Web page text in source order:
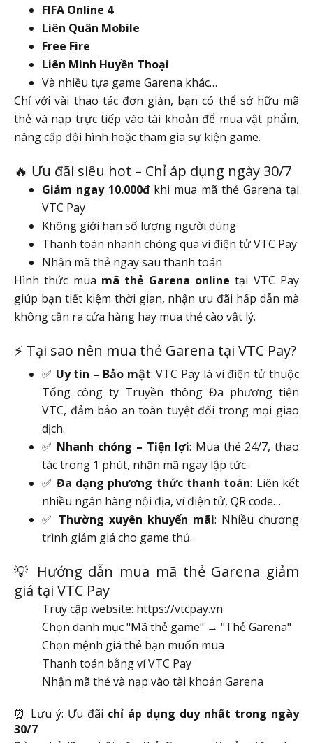
FIFA Online 4
Liên Quân Mobile
Free Fire
Liên Minh Huyền Thoại
Và nhiều tựa game Garena khác…
Chỉ với vài thao tác đơn giản, bạn có thể sở hữu mã
thẻ và nạp trực tiếp vào tài khoản để mua vật phẩm,
nâng cấp đội hình hoặc tham gia sự kiện game.
🔥 Ưu đãi siêu hot – Chỉ áp dụng ngày 30/7
Giảm ngay 10.000đ khi mua mã thẻ Garena tại
VTC Pay
Không giới hạn số lượng người dùng
Thanh toán nhanh chóng qua ví điện tử VTC Pay
Nhận mã thẻ ngay sau thanh toán
Hình thức mua mã thẻ Garena online tại VTC Pay
giúp bạn tiết kiệm thời gian, nhận ưu đãi hấp dẫn mà
không cần ra cửa hàng hay mua thẻ cào vật lý.
⚡ Tại sao nên mua thẻ Garena tại VTC Pay?
✅ Uy tín – Bảo mật: VTC Pay là ví điện tử thuộc
Tổng công ty Truyền thông Đa phương tiện
VTC, đảm bảo an toàn tuyệt đối trong mọi giao
dịch.
✅ Nhanh chóng – Tiện lợi: Mua thẻ 24/7, thao
tác trong 1 phút, nhận mã ngay lập tức.
✅ Đa dạng phương thức thanh toán: Liên kết
nhiều ngân hàng nội địa, ví điện tử, QR code…
✅ Thường xuyên khuyến mãi: Nhiều chương
trình giảm giá cho game thủ.
💡 Hướng dẫn mua mã thẻ Garena giảm
giá tại VTC Pay
Truy cập website: https://vtcpay.vn
Chọn danh mục "Mã thẻ game" → "Thẻ Garena"
Chọn mệnh giá thẻ bạn muốn mua
Thanh toán bằng ví VTC Pay
Nhận mã thẻ và nạp vào tài khoản Garena
⏰ Lưu ý: Ưu đãi chỉ áp dụng duy nhất trong ngày
30/7